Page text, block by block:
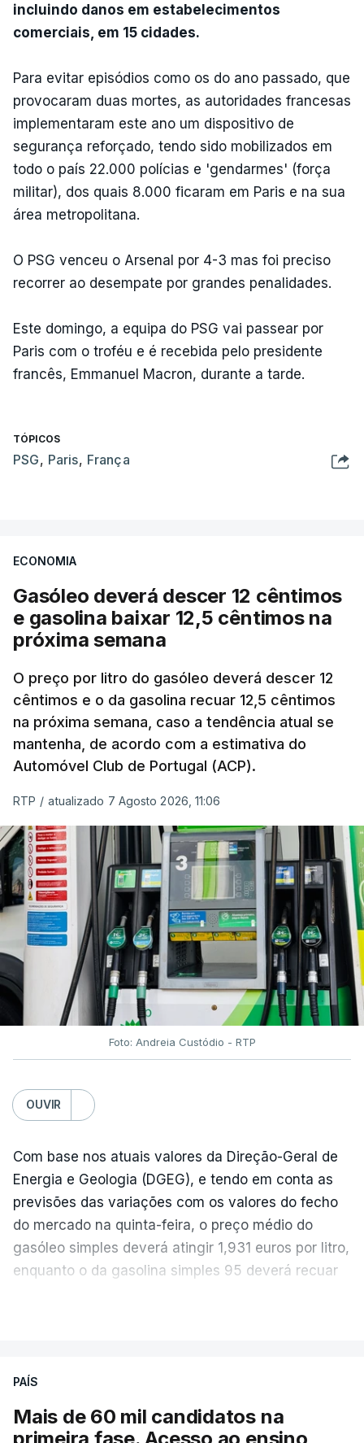
incluindo danos em estabelecimentos
comerciais, em 15 cidades.
Para evitar episódios como os do ano passado, que
provocaram duas mortes, as autoridades francesas
implementaram este ano um dispositivo de
segurança reforçado, tendo sido mobilizados em
todo o país 22.000 polícias e 'gendarmes' (força
militar), dos quais 8.000 ficaram em Paris e na sua
área metropolitana.
O PSG venceu o Arsenal por 4-3 mas foi preciso
recorrer ao desempate por grandes penalidades.
Este domingo, a equipa do PSG vai passear por
Paris com o troféu e é recebida pelo presidente
francês, Emmanuel Macron, durante a tarde.
TÓPICOS
PSG, Paris, França
ECONOMIA
Gasóleo deverá descer 12 cêntimos
e gasolina baixar 12,5 cêntimos na
próxima semana
O preço por litro do gasóleo deverá descer 12
cêntimos e o da gasolina recuar 12,5 cêntimos
na próxima semana, caso a tendência atual se
mantenha, de acordo com a estimativa do
Automóvel Club de Portugal (ACP).
RTP / atualizado 7 Agosto 2026, 11:06
Foto: Andreia Custódio - RTP
OUVIR
Com base nos atuais valores da Direção-Geral de
Energia e Geologia (DGEG), e tendo em conta as
previsões das variações com os valores do fecho
do mercado na quinta-feira, o preço médio do
gasóleo simples deverá atingir 1,931 euros por litro,
enquanto o da gasolina simples 95 deverá recuar
evolução das cotações internacionais do petróleo,
posto de abastecimento, a marca e a localização.
PAÍS
Mais de 60 mil candidatos na